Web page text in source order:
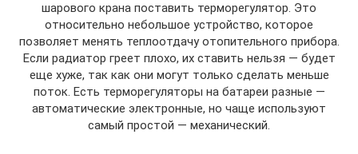
шарового крана поставить терморегулятор. Это
относительно небольшое устройство, которое
позволяет менять теплоотдачу отопительного прибора.
Если радиатор греет плохо, их ставить нельзя — будет
еще хуже, так как они могут только сделать меньше
поток. Есть терморегуляторы на батареи разные —
автоматические электронные, но чаще используют
самый простой — механический.